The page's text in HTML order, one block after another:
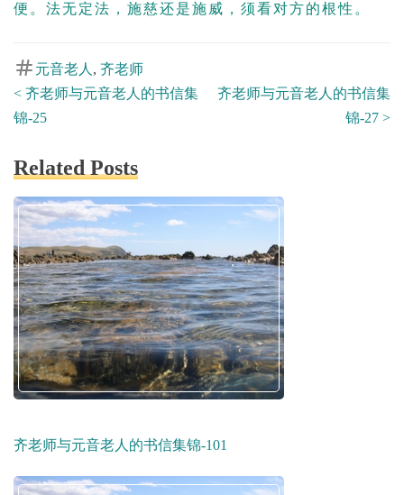
便。法无定法，施慈还是施威，须看对方的根性。
Post
tags
元音老人 , 齐老师
Posts
< 齐老师与元音老人的书信集
锦-25
齐老师与元音老人的书信集
锦-27 >
Related Posts
齐老师与元音老人的书信集锦-101